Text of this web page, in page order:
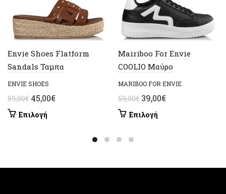
Envie Shoes Flatform
Sandals Ταμπα
ENVIE SHOES
59,00€ Original
price
was:
45,00€Η
Επιλογή
παραλλαγές.
Mairiboo For Envie
COOLIO Μαύρο
MARIBOO FOR ENVIE
59,00€ Original
price
was:
39,00€Η
Επιλογή
παραλλαγές.